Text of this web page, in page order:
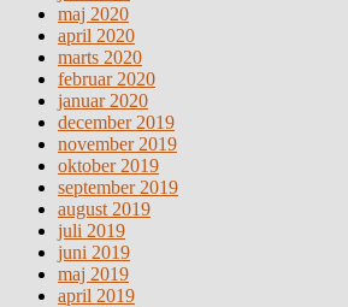
maj 2020
april 2020
marts 2020
februar 2020
januar 2020
december 2019
november 2019
oktober 2019
september 2019
august 2019
juli 2019
juni 2019
maj 2019
april 2019